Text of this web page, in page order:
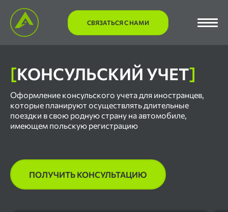
СВЯЗАТЬСЯ С НАМИ
[КОНСУЛЬСКИЙ УЧЕТ]
Оформление консульского учета для иностранцев,
которые планируют осуществлять длительные
поездки в свою родную страну на автомобиле,
имеющем польскую регистрацию
ПОЛУЧИТЬ КОНСУЛЬТАЦИЮ